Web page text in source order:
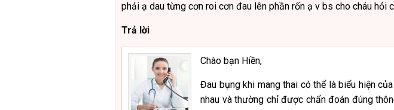
phải ạ dau từng cơn roi cơn đau lên phần rốn ạ v bs cho cháu hỏi
Trả lời
Chào bạn Hiền,
Đau bụng khi mang thai có thể là biểu hiện
nhau và thường chỉ được chẩn đoán đúng